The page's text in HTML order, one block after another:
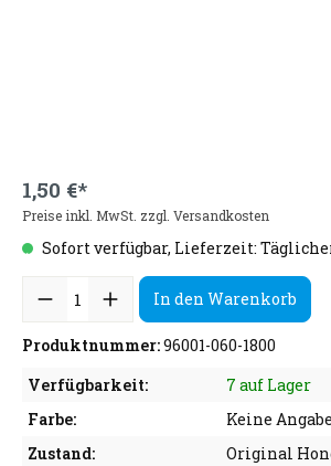
1,50 €*
Preise inkl. MwSt. zzgl. Versandkosten
Sofort verfügbar, Lieferzeit:
In den Warenkorb
Produktnummer:96001-060-1800
Verfügbarkeit:
7 auf Lager
Farbe:
Keine Angabe
Zustand:
Original